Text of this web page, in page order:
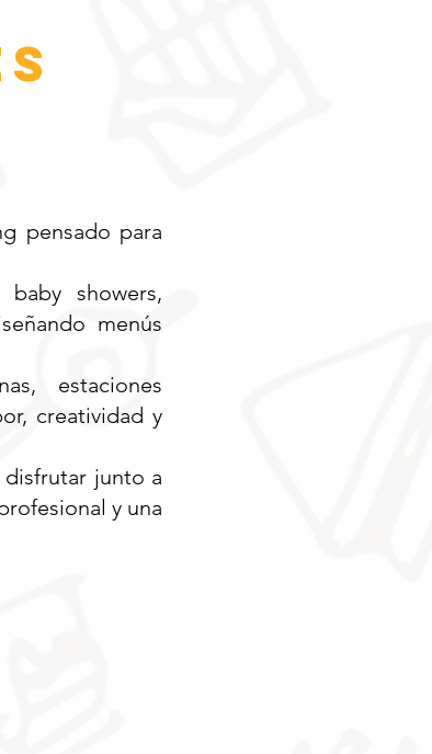
pensado para
baby showers,
menús
estaciones
creatividad y
junto a
y una